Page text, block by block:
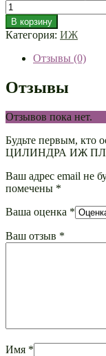
В корзину
Категория: ИЖ
Отзывы (0)
Отзывы
Отзывов пока нет.
Будьте первым,
ЦИЛИНДРА ИЖ
Ваш адрес email не
помечены *
Ваша оценка *
Ваш отзыв *
Имя *